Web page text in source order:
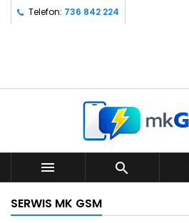
Telefon: 736 842 224
 
SERWIS MK GSM